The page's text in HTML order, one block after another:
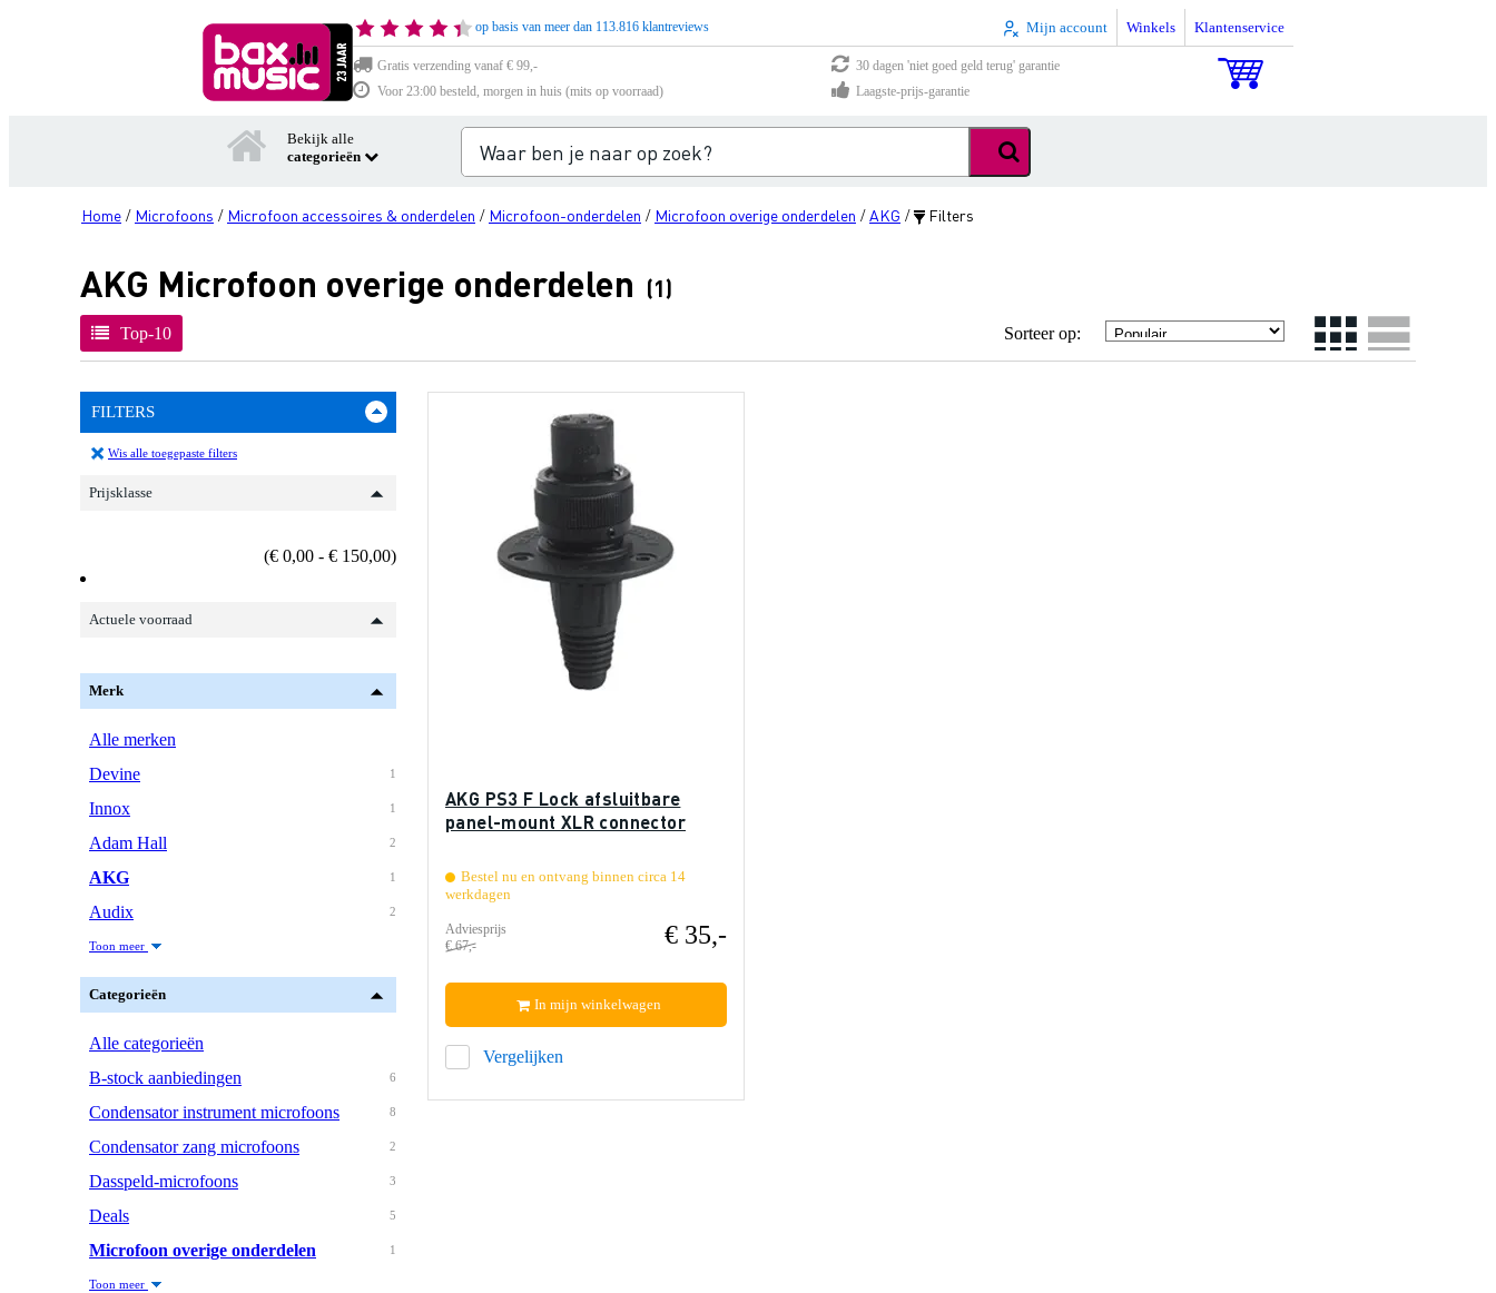
op basis van meer dan 113.816 klantreviews Mijn account Winkels Klantenservice
Gratis verzending vanaf € 99,-
30 dagen 'niet goed geld terug' garantie
Voor 23:00 besteld, morgen in huis (mits op voorraad)
Laagste-prijs-garantie
Bekijk alle
categorieën
Home / Microfoons / Microfoon accessoires & onderdelen / Microfoon-onderdelen / Microfoon overige onderdelen /AKG / Filters
AKG Microfoon overige onderdelen (1)
Top-10 Sorteer op:
FILTERS
Wis alle toegepaste filters
Prijsklasse
(€ 0,00 - € 150,00)
Actuele voorraad
Merk
Alle merken
1
Devine
1
Innox
2
Adam Hall
1
AKG
2
Audix
Toon meer
Categorieën
Alle categorieën
6
B-stock aanbiedingen
8
Condensator instrument microfoons
2
Condensator zang microfoons
3
Dasspeld-microfoons
5
Deals
1
Microfoon overige onderdelen
Toon meer
AKG PS3 F Lock afsluitbare
panel-mount XLR connector
Bestel nu en ontvang binnen circa 14
werkdagen
Adviesprijs
€ 67,-
€ 35,-
Vergelijken
In mijn winkelwagen